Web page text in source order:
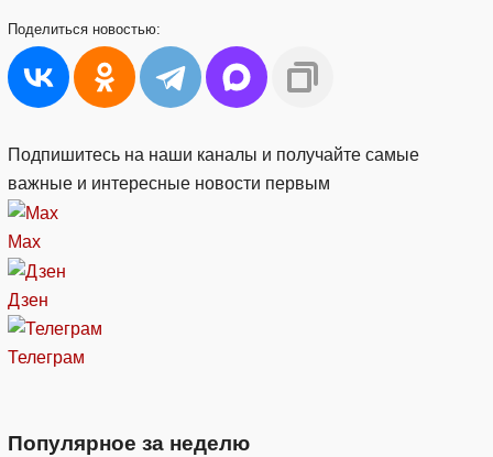
Поделиться новостью:
Подпишитесь на наши каналы и получайте самые
важные и интересные новости первым
Max
Дзен
Телеграм
Популярное за неделю